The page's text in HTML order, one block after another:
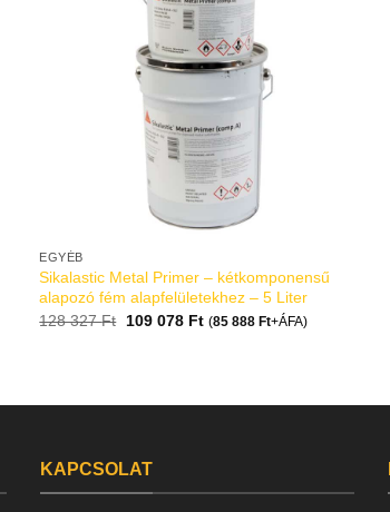
EGYÉB
Sikalastic Metal Primer – kétkomponensű
alapozó fém alapfelületekhez – 5 Liter
128 327Ft 109 078 Ft (85 888 Ft+ÁFA)
KAPCSOLAT